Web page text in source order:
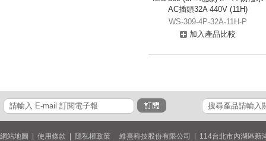
AC插頭32A 440V (11H)
WS-309-4P-32A-11H-P
加入產品比較
網站地圖 使用條款 隱私權政策 維熹科技股份有限公司 | 114台北市內湖區新